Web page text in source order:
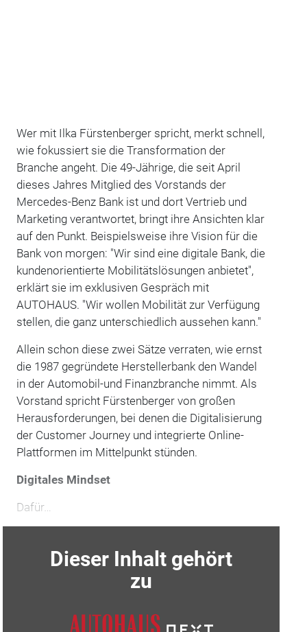
Wer mit Ilka Fürstenberger spricht, merkt schnell,
wie fokussiert sie die Transformation der
Branche angeht. Die 49-Jährige, die seit April
dieses Jahres Mitglied des Vorstands der
Mercedes-Benz Bank ist und dort Vertrieb und
Marketing verantwortet, bringt ihre Ansichten klar
auf den Punkt. Beispielsweise ihre Vision für die
Bank von morgen: "Wir sind eine digitale Bank, die
kundenorientierte Mobilitätslösungen anbietet",
erklärt sie im exklusiven Gespräch mit
AUTOHAUS. "Wir wollen Mobilität zur Verfügung
stellen, die ganz unterschiedlich aussehen kann."
Allein schon diese zwei Sätze verraten, wie ernst
die 1987 gegründete Herstellerbank den Wandel
in der Automobil-und Finanzbranche nimmt. Als
Vorstand spricht Fürstenberger von großen
Herausforderungen, bei denen die Digitalisierung
der Customer Journey und integrierte Online-
Plattformen im Mittelpunkt stünden.
Digitales Mindset
Dafür…
Dieser Inhalt gehört
zu